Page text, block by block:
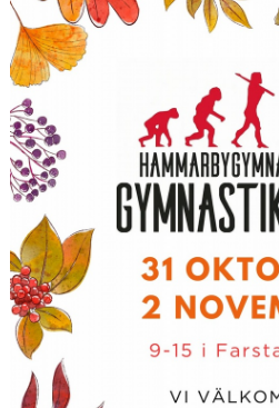
DOKUMENT
VISSELBLÅSAREN